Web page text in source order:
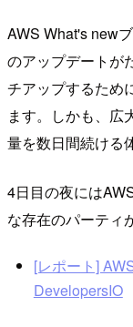
AWS What's new
のアップデートが
チアップするため
ます。しかも、広
量を数日間続ける
4日目の夜には
な存在のパーティ
[レポート]
DevelopersIO